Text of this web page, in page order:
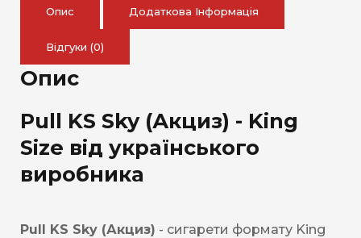
Опис Додаткова Інформація
Відгуки (0)
Опис
Pull KS Sky (Акциз) - King
Size від українського
виробника
Pull KS Sky (Акциз) - сигарети формату King